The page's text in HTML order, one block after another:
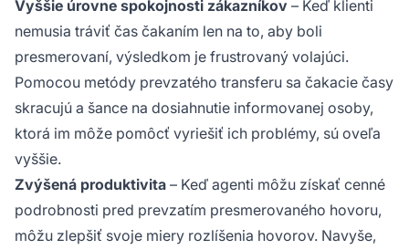
Vyššie úrovne spokojnosti zákazníkov – Keď klienti
nemusia tráviť čas čakaním len na to, aby boli
presmerovaní, výsledkom je frustrovaný volajúci.
Pomocou metódy prevzatého transferu sa čakacie časy
skracujú a šance na dosiahnutie informovanej osoby,
ktorá im môže pomôcť vyriešiť ich problémy, sú oveľa
vyššie.
Zvýšená produktivita – Keď agenti môžu získať cenné
podrobnosti pred prevzatím presmerovaného hovoru,
môžu zlepšiť svoje miery rozlíšenia hovorov. Navyše,